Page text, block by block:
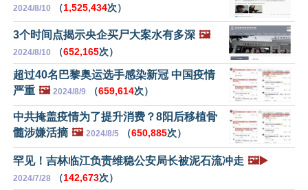
2024/8/10 （1,525,434次）
3个时间点揭示央企买尸大案水有多深 🖼️
2024/8/10 （652,165次）
超过40名巴黎奥运选手感染新冠 中国疫情
严重 🖼️ 2024/8/9 （659,614次）
中共掩盖疫情为了提升消费？8阳后移植骨
髓涉嫌活摘 🖼️ 2024/8/5 （650,885次）
罕见！吉林临江负责维稳公安局长被泥石流冲走 🖼️▶️
2024/7/28 （142,673次）